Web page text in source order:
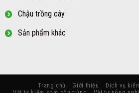
Chậu trồng cây
Sản phẩm khác
Trang chủ Giới thiệu
Dịch vụ